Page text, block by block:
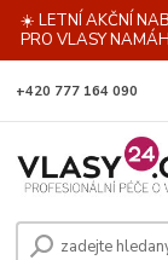
☀️ LETNÍ AKČNÍ
PRO VLASY
+420 777 164 090